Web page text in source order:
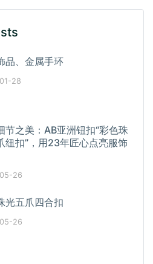
品、金属手环
28
节之美：AB亚洲钮扣“彩色珠
纽扣”，用23年匠心点亮服饰
26
光五爪四合扣
26